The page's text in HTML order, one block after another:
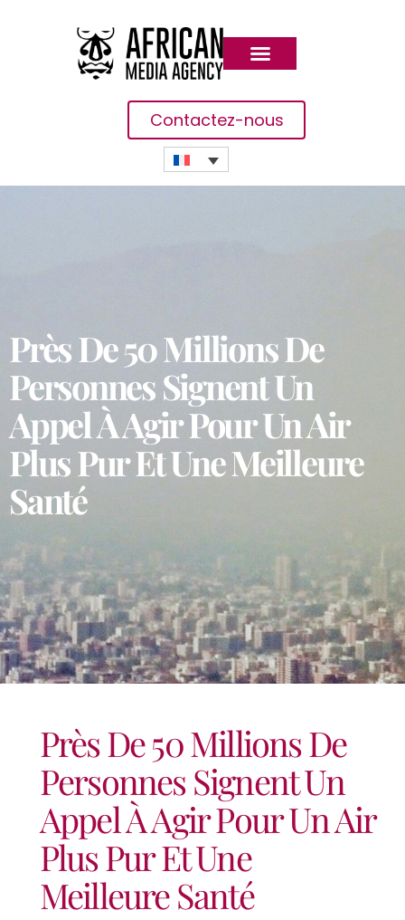
Contactez-nous
Près De 50 Millions De
Personnes Signent Un
Appel À Agir Pour Un Air
Plus Pur Et Une Meilleure
Santé
Près De 50 Millions De
Personnes Signent Un
Appel À Agir Pour Un Air
Plus Pur Et Une
Meilleure Santé